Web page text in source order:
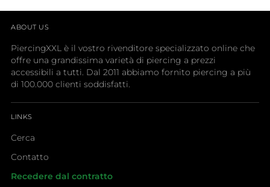
ABOUT US
PiercingXXL è il vostro rivenditore specializzato online che
offre una grandissima varietà di piercing a prezzi
accessibili a tutti. Dal 2011 abbiamo fornito piercing a più
di 100.000 clienti soddisfatti.
LINKS
Cerca
Contatto
Recedere dal contratto